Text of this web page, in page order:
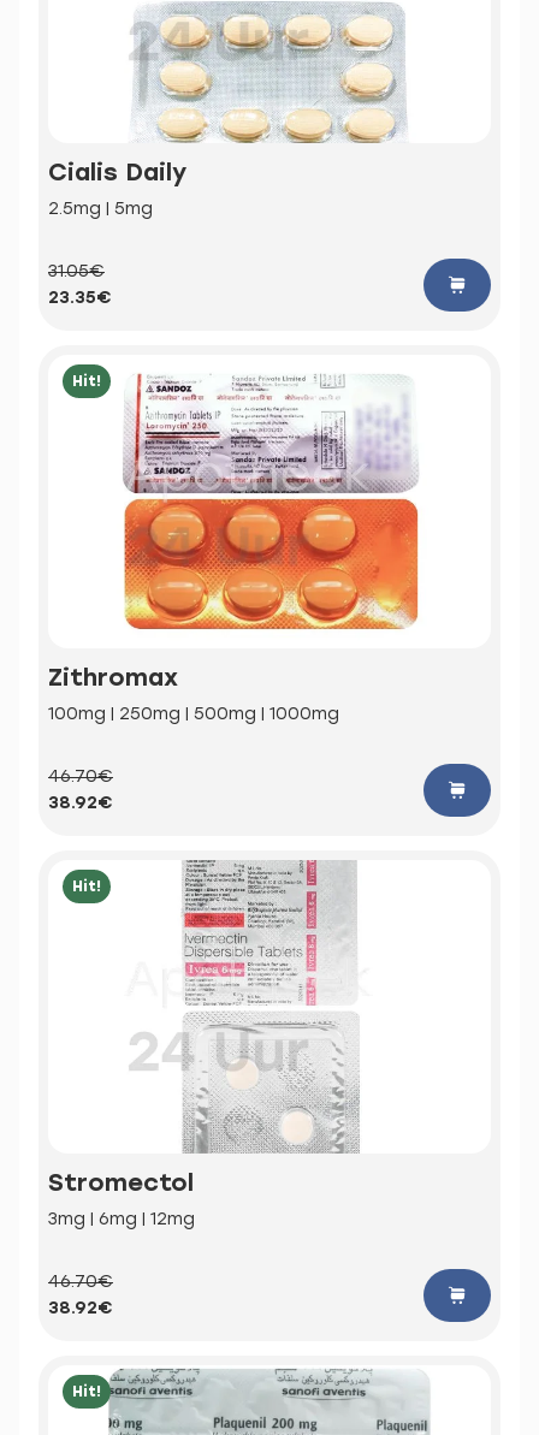
Cialis Daily
2.5mg | 5mg
31.05€
23.35€
Hit!
Zithromax
100mg | 250mg | 500mg | 1000mg
46.70€
38.92€
Hit!
Stromectol
3mg | 6mg | 12mg
46.70€
38.92€
Hit!